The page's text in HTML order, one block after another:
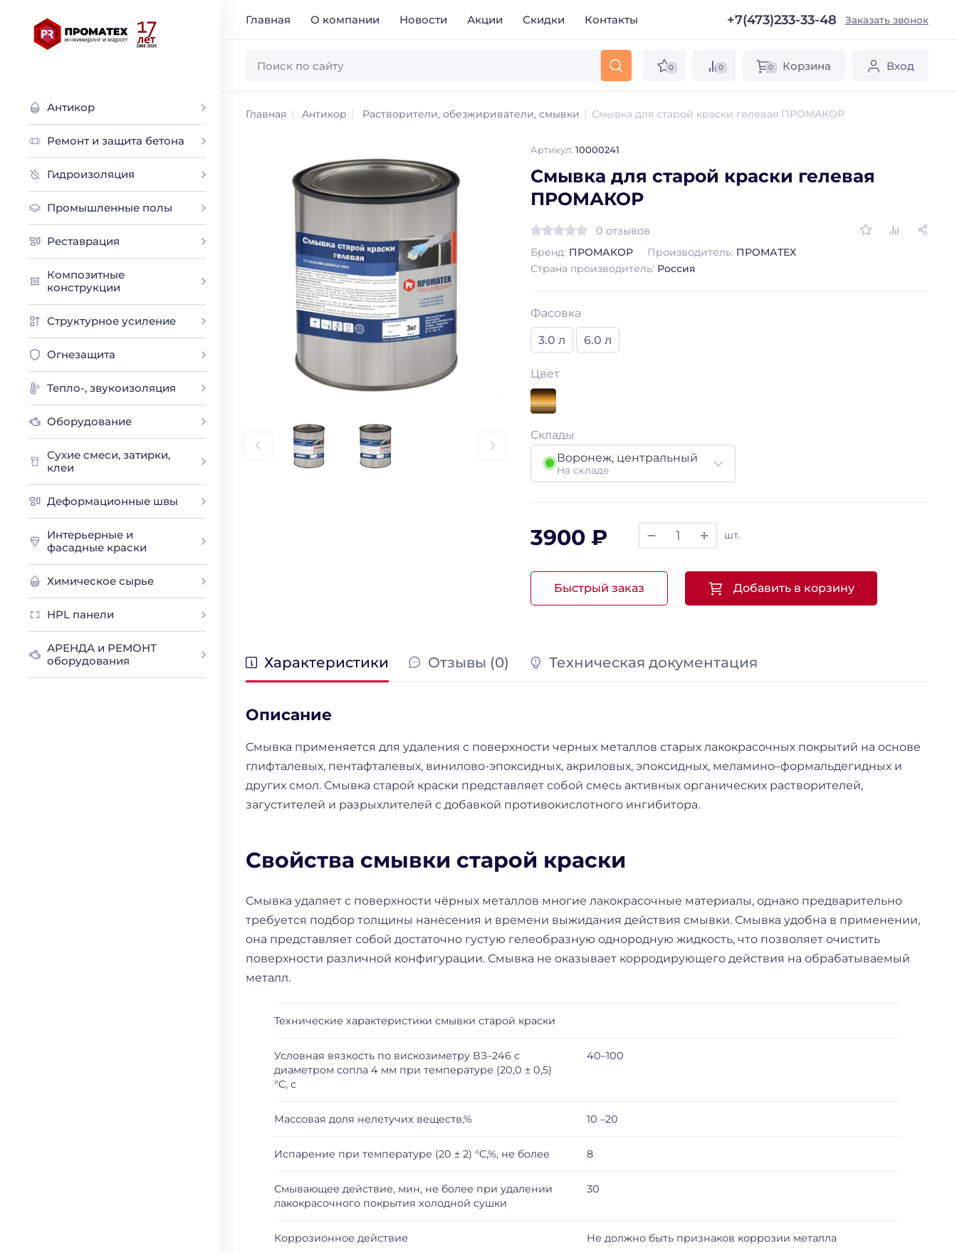
Главная О компании Новости Акции Скидки Контакты +7(473)233-33-48 Заказать звонок
0 0 0 Корзина Вход
Главная Антикор Растворители, обезжириватели, смывки Смывка для старой краски гелевая ПРОМАКОР
Смывка для старой краски гелевая
ПРОМАКОР
0 отзывов
Бренд: ПРОМАКОР Производитель: ПРОМАТЕХ
Страна производитель: Россия
Фасовка
3.0 л
6.0 л
Цвет
Склады
Воронеж, центральный
На складе
Артикул:10000241
3900 ₽ шт.
Быстрый заказ Добавить в корзину
Характеристики Отзывы (0) Техническая документация
Описание
Смывка применяется для удаления с поверхности черных металлов старых лакокрасочных покрытий на основе
глифталевых, пентафталевых, винилово-эпоксидных, акриловых, эпоксидных, меламино–формальдегидных и
других смол. Смывка старой краски представляет собой смесь активных органических растворителей,
загустителей и разрыхлителей с добавкой противокислотного ингибитора.
Свойства смывки старой краски
Смывка удаляет с поверхности чёрных металлов многие лакокрасочные материалы, однако предварительно
требуется подбор толщины нанесения и времени выжидания действия смывки. Смывка удобна в применении,
она представляет собой достаточно густую гелеобразную однородную жидкость, что позволяет очистить
поверхности различной конфигурации. Смывка не оказывает корродирующего действия на обрабатываемый
металл.
Технические характеристики смывки старой краски
Условная вязкость по вискозиметру ВЗ–246 с
диаметром сопла 4 мм при температуре (20,0 ± 0,5)
°C, с
40–100
Массовая доля нелетучих веществ,% 10 –20
Испарение при температуре (20 ± 2) °C,%, не более 8
Смывающее действие, мин, не более при удалении
лакокрасочного покрытия холодной сушки
30
Коррозионное действие Не должно быть признаков коррозии металла
Антикор
Ремонт и защита бетона
Гидроизоляция
Промышленные полы
Реставрация
Композитные
конструкции
Структурное усиление
Огнезащита
Тепло-, звукоизоляция
Оборудование
Сухие смеси, затирки,
клеи
Деформационные швы
Интерьерные и
фасадные краски
Химическое сырье
HPL панели
АРЕНДА и РЕМОНТ
оборудования